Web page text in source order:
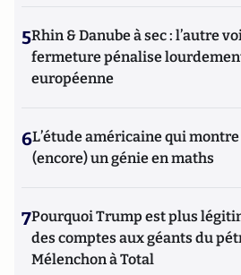
5Rhin & Danube à sec : l’autre
fermeture pénalise
européenne
6L’étude américaine qui montre
(encore) un génie en maths
7Pourquoi Trump est plus
des comptes aux géants du
Mélenchon à Total